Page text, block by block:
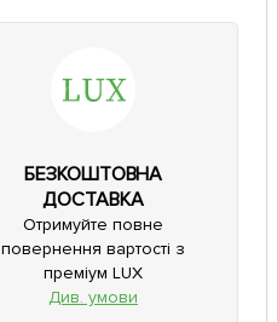
БЕЗКОШТОВНА
ДОСТАВКА
Отримуйте повне
повернення вартості з
преміум LUX
Див. умови